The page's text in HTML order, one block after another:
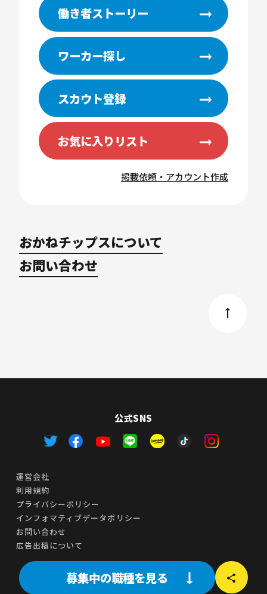
募集中の職種を見る
働き者ストーリー
ワーカー探し
スカウト登録
お気に入りリスト
掲載依頼・アカウント作成
おかねチップスについて
お問い合わせ
公式SNS
運営会社
利用規約
プライバシーポリシー
インフォマティブデータポリシー
お問い合わせ
広告出稿について
© TIME MACHINE Inc. All Rights Reserved